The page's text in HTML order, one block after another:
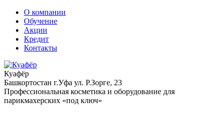
О компании
Обучение
Акции
Кредит
Контакты
Куафёр
Башкортостан г.Уфа ул. Р.Зорге, 23
Профессиональная косметика и оборудование для
парикмахерских «под ключ»